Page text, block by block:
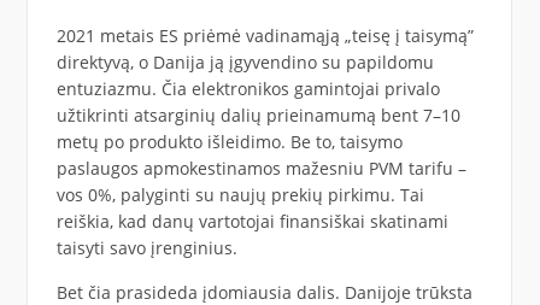
2021 metais ES priėmė vadinamąją „teisę į taisymą”
direktyvą, o Danija ją įgyvendino su papildomu
entuziazmu. Čia elektronikos gamintojai privalo
užtikrinti atsarginių dalių prieinamumą bent 7–10
metų po produkto išleidimo. Be to, taisymo
paslaugos apmokestinamos mažesniu PVM tarifu –
vos 0%, palyginti su naujų prekių pirkimu. Tai
reiškia, kad danų vartotojai finansiškai skatinami
taisyti savo įrenginius.
Bet čia prasideda įdomiausia dalis. Danijoje trūksta